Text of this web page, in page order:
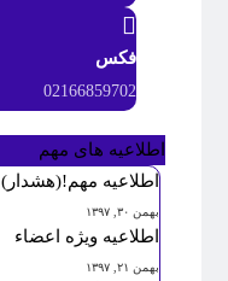
فکس
02166859702
اطلاعیه های مهم
اطلاعیه مهم!(هشدار)
بهمن ۳۰, ۱۳۹۷
اطلاعیه ویژه اعضاء
بهمن ۲۱, ۱۳۹۷